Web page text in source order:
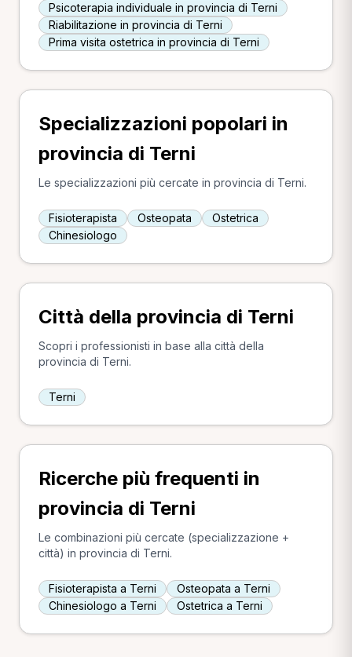
Psicoterapia individuale in provincia di Terni
Riabilitazione in provincia di Terni
Prima visita ostetrica in provincia di Terni
Specializzazioni popolari in
provincia di Terni
Le specializzazioni più cercate in provincia di Terni.
Fisioterapista Osteopata
Ostetrica
Chinesiologo
Città della provincia di Terni
Scopri i professionisti in base alla città della
provincia di Terni.
Terni
Ricerche più frequenti in
provincia di Terni
Le combinazioni più cercate (specializzazione +
città) in provincia di Terni.
Fisioterapista a Terni
Osteopata a Terni
Chinesiologo a Terni
Ostetrica a Terni